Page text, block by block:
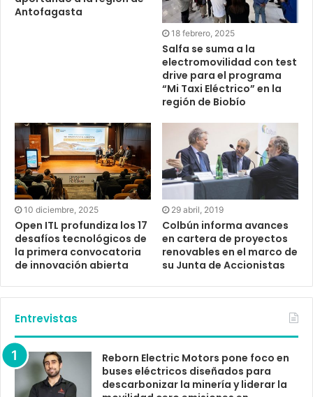
Antofagasta
18 febrero, 2025
Salfa se suma a la
electromovilidad con test
drive para el programa
“Mi Taxi Eléctrico” en la
región de Biobío
10 diciembre, 2025
Open ITL profundiza los 17
desafíos tecnológicos de
la primera convocatoria
de innovación abierta
29 abril, 2019
Colbún informa avances
en cartera de proyectos
renovables en el marco de
su Junta de Accionistas
Entrevistas
Reborn Electric Motors pone foco en
buses eléctricos diseñados para
descarbonizar la minería y liderar la